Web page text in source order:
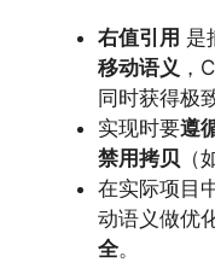
右值引用 是
移动语义 ，
同时获得极
实现时要遵
禁用拷贝 （
在实际项目
动语义做优
全。